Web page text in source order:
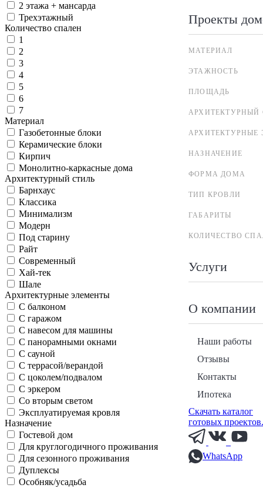
Проекты
МАТЕРИАЛ
ЭТАЖНОСТЬ
ПЛОЩАДЬ
АРХИТЕКТУРНЫЙ
АРХИТЕКТУРНЫЕ
НАЗНАЧЕНИЕ
ФОРМА ДОМА
ТИП КРОВЛИ
ГАБАРИТЫ
КОЛИЧЕСТВО
Услуги
О компании
Наши работы
Отзывы
Контакты
Ипотека
Скачать каталог
готовых
WhatsApp
2 этажа + мансарда
Трехэтажный
Количество спален
1
2
3
4
5
6
7
Материал
Газобетонные блоки
Керамические блоки
Кирпич
Монолитно-каркасные дома
Архитектурный стиль
Барнхаус
Классика
Минимализм
Модерн
Под старину
Райт
Современный
Хай-тек
Шале
Архитектурные элементы
С балконом
С гаражом
С навесом для машины
С панорамными окнами
С сауной
С террасой/верандой
С цоколем/подвалом
С эркером
Со вторым светом
Эксплуатируемая кровля
Назначение
Гостевой дом
Для круглогодичного проживания
Для сезонного проживания
Дуплексы
Особняк/усадьба